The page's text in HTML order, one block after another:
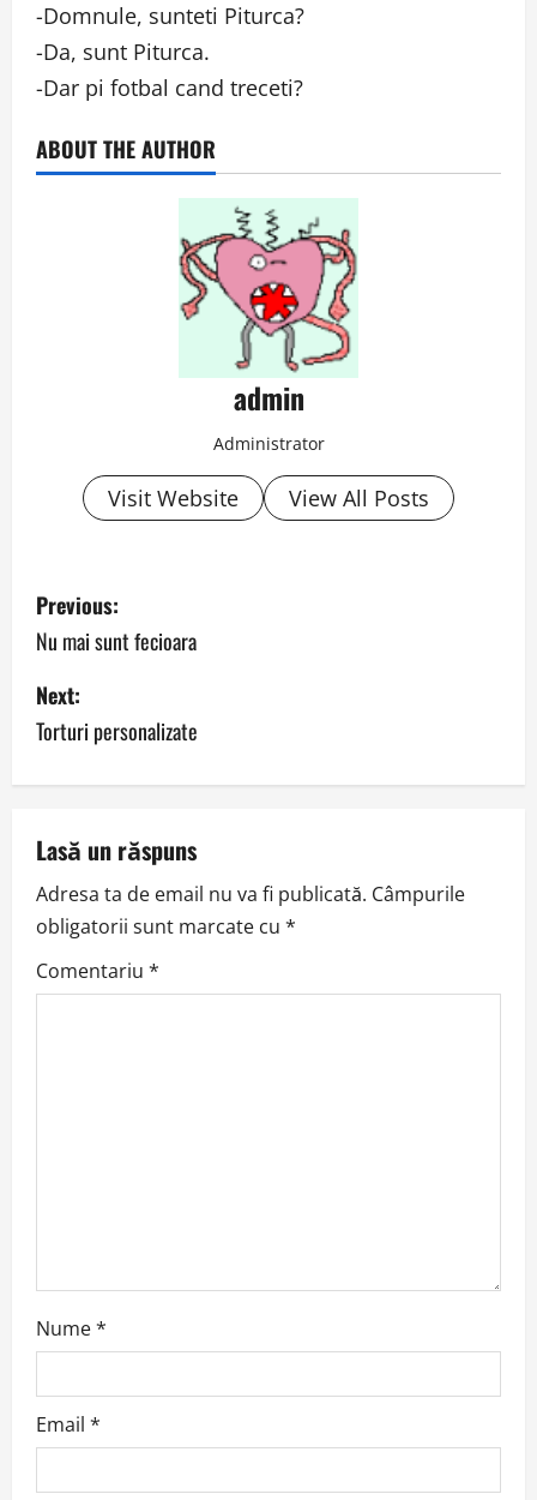
-Domnule, sunteti Piturca?
-Da, sunt Piturca.
-Dar pi fotbal cand treceti?
ABOUT THE AUTHOR
admin
Administrator
Visit Website View All Posts
P
o
s
t
n
a
v
i
g
Previous:
Nu mai sunt fecioara
Next:
Torturi personalizate
Lasă un răspuns
Adresa ta de email nu va fi publicată. Câmpurile
obligatorii sunt marcate cu *
Comentariu *
Nume*
Email *